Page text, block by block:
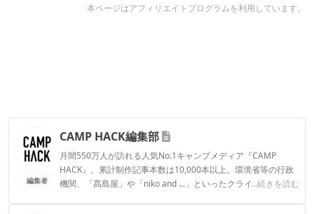
本ページはアフィリエイトプログラムを利用しています。
編集者
CAMP HACK編集部
月間550万人が訪れる人気No.1キャンプメディア『CAMP
HACK』。累計制作記事本数は10,000本以上。環境省等の行政
機関、「髙島屋」や「niko and ...」といったクライアントとの
...続きを読む